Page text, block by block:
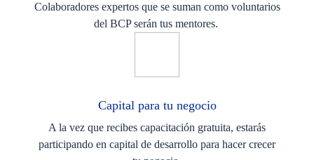
Colaboradores expertos que se suman como voluntarios
del BCP serán tus mentores.
Capital para tu negocio
A la vez que recibes capacitación gratuita, estarás
participando en capital de desarrollo para hacer crecer